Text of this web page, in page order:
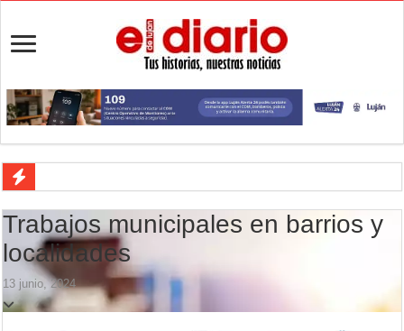
Cédulas de identidad: residentes uruguayos avanzan con su
La 5° edición del festival de cine en Luján es una apuesta al arte
Agenda del Teatro Trinidad Guevara: agosto llega con una cartelera
ANMAT retiró productos tras detectar un robo que compromete su
Trabajos municipales en barrios y
localidades
13 junio, 2024